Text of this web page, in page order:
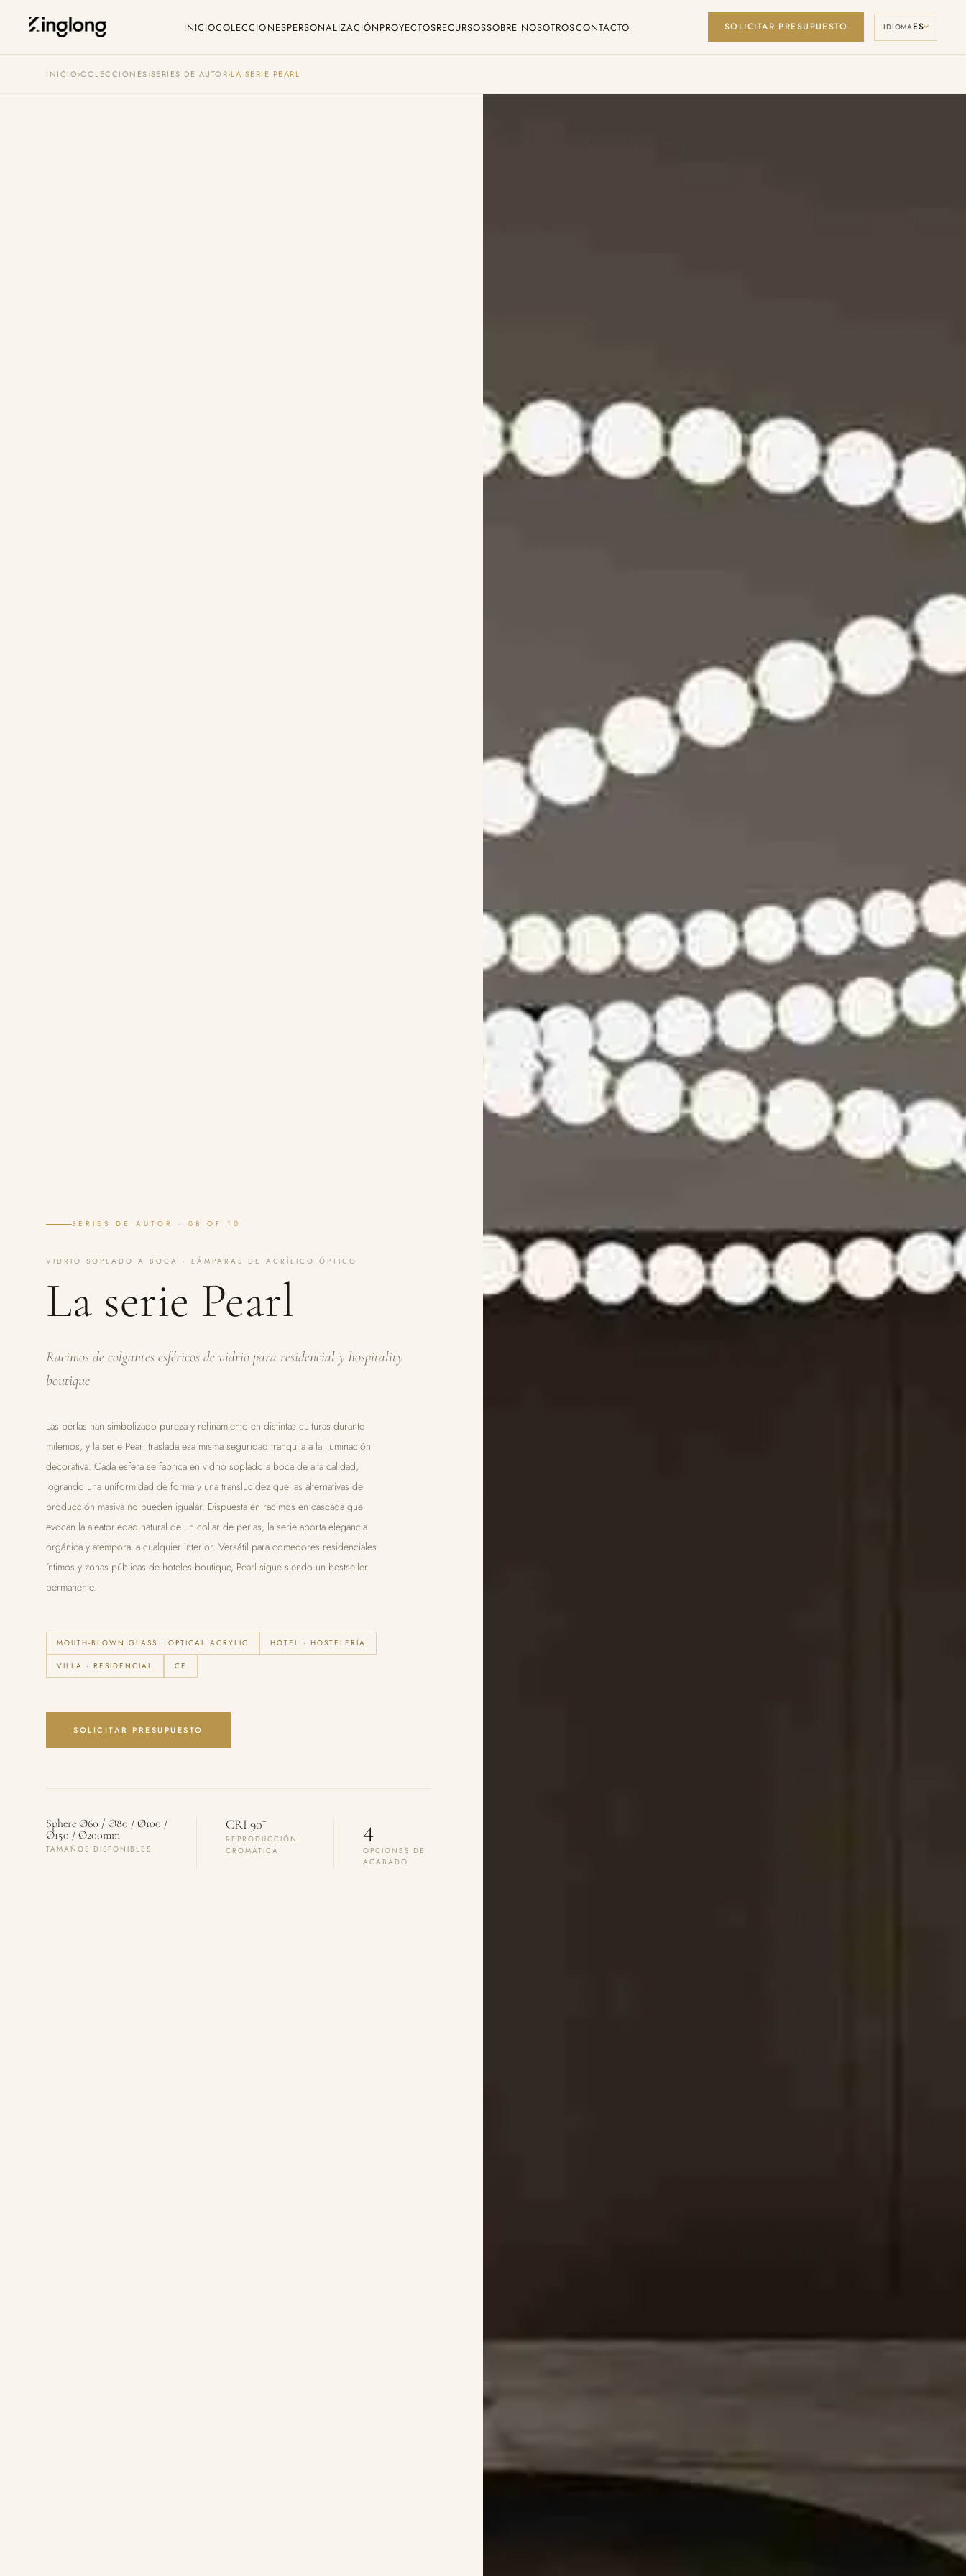
INICIOCOLECCIONESPERSONALIZACIÓNPROYECTOSRECURSOSSOBRE NOSOTROSCONTACTO SOLICITAR PRESUPUESTO IDIOMAES
INICIO›COLECCIONES›SERIES DE AUTOR›LA SERIE PEARL
SERIES DE AUTOR · 08 OF 10
VIDRIO SOPLADO A BOCA · LÁMPARAS DE ACRÍLICO ÓPTICO
La serie Pearl
Racimos de colgantes esféricos de vidrio para residencial y hospitality
boutique
Las perlas han simbolizado pureza y refinamiento en distintas culturas durante
milenios, y la serie Pearl traslada esa misma seguridad tranquila a la iluminación
decorativa. Cada esfera se fabrica en vidrio soplado a boca de alta calidad,
logrando una uniformidad de forma y una translucidez que las alternativas de
producción masiva no pueden igualar. Dispuesta en racimos en cascada que
evocan la aleatoriedad natural de un collar de perlas, la serie aporta elegancia
orgánica y atemporal a cualquier interior. Versátil para comedores residenciales
íntimos y zonas públicas de hoteles boutique, Pearl sigue siendo un bestseller
permanente.
MOUTH-BLOWN GLASS · OPTICAL ACRYLIC HOTEL · HOSTELERÍA
VILLA · RESIDENCIAL CE
SOLICITAR PRESUPUESTO
Sphere Ø60 / Ø80 / Ø100 /
Ø150 / Ø200mm
TAMAÑOS DISPONIBLES
CRI 90+
REPRODUCCIÓN
CROMÁTICA
4
OPCIONES DE
ACABADO
Privacy Policy Cookie Policy Legal Notice Manage Cookies